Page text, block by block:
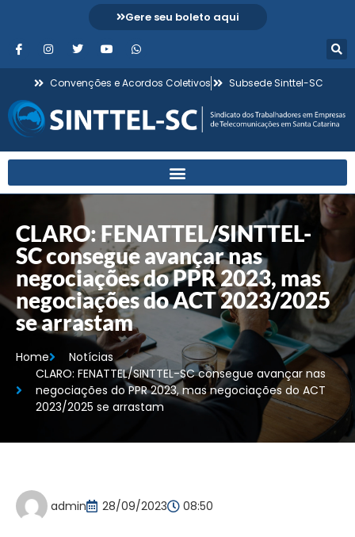
Gere seu boleto aqui
Convenções e Acordos Coletivos Subsede Sinttel-SC
CLARO: FENATTEL/SINTTEL-
SC consegue avançar nas
negociações do PPR 2023, mas
negociações do ACT 2023/2025
se arrastam
Home
Notícias
CLARO: FENATTEL/SINTTEL-SC consegue avançar nas
negociações do PPR 2023, mas negociações do ACT
2023/2025 se arrastam
admin 28/09/2023 08:50